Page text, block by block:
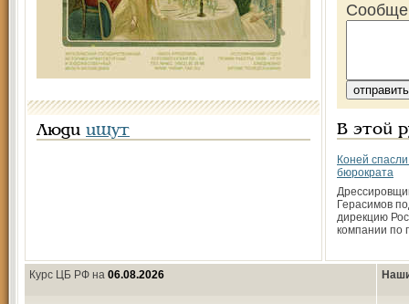
Люди ищут В этой
Коней
бюрократа
Герасимов
дирекцию
компании по
Курс ЦБ РФ на 06.08.2026